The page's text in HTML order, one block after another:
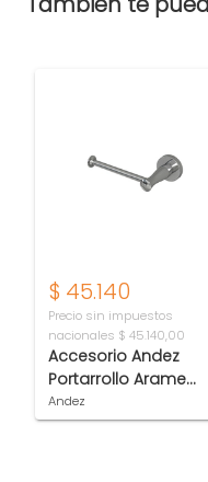
$ 45.140
Precio sin impuestos
nacionales $ 45.140,00
Accesorio Andez
Portarrollo Arame
Cromo (207.33)
Andez